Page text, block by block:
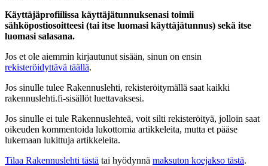
Käyttäjäprofiilissa käyttäjätunnuksenasi toimii
sähköpostiosoitteesi (tai itse luomasi käyttäjätunnus) sekä itse
luomasi salasana.
Jos et ole aiemmin kirjautunut sisään, sinun on ensin
rekisteröidyttävä täällä.
Jos sinulle tulee Rakennuslehti, rekisteröitymällä saat kaikki
rakennuslehti.fi-sisällöt luettavaksesi.
Jos sinulle ei tule Rakennuslehteä, voit silti rekisteröityä, jolloin saat
oikeuden kommentoida lukottomia artikkeleita, mutta et pääse
lukemaan lukittuja artikkeleita.
Tilaa Rakennuslehti tästä tai hyödynnä maksuton koejakso tästä.